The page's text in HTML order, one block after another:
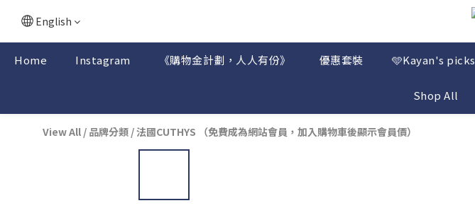
English
Home Instagram 《購物金計劃，人人有份》 優惠套裝 🩵Kayan's picks
Shop All
View All / 品牌分類 /法國CUTHYS （免費成為網站會員，加入購物車後顯示會員價）